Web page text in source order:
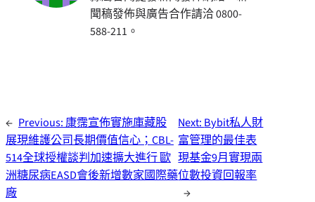
聞稿發佈與廣告合作請洽 0800-
588-211。
← Previous:康霈宣佈實施庫藏股
展現維護公司長期價值信心；CBL-
514全球授權談判加速擴大進行 歐
洲糖尿病EASD會後新增數家國際藥
廠
Next: Bybit私人財
富管理的最佳表
現基金9月實現兩
位數投資回報率
→